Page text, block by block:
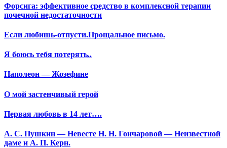
Форсига: эффективное средство в комплексной терапии
почечной недостаточности
Если любишь-отпусти.Прощальное письмо.
Я боюсь тебя потерять..
Наполеон — Жозефине
О мой застенчивый герой
Первая любовь в 14 лет….
А. С. Пушкин — Невесте Н. Н. Гончаровой — Неизвестной
даме и А. П. Керн.